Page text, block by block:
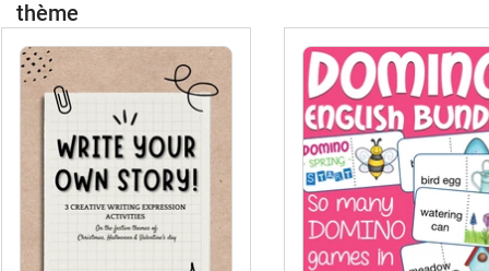
thème